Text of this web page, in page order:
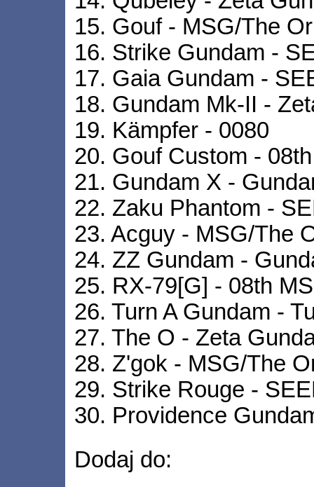
15. Gouf - MSG/The
16. Strike Gundam -
17. Gaia Gundam -
18. Gundam Mk-II -
19. Kämpfer - 0080
20. Gouf Custom -
21. Gundam X -
22. Zaku Phantom -
23. Acguy - MSG/The
24. ZZ Gundam -
25. RX-79[G] - 08th
26. Turn A Gundam -
27. The O - Zeta
28. Z'gok - MSG/The
29. Strike Rouge -
30. Providence
Dodaj do: